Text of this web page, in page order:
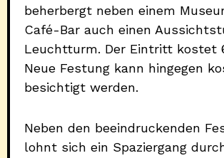
beherbergt neben einem
Café-Bar auch einen
Leuchtturm. Der Eintritt kostet
Neue Festung kann hingegen
besichtigt werden.
Neben den beeindruckenden
lohnt sich ein Spaziergang